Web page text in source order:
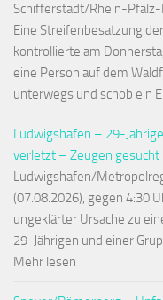
Schifferstadt/Rhein-
Eine Streifenbesatzung
kontrollierte am
eine Person auf dem
unterwegs und schob ein
Ludwigshafen – 29-
verletzt – Zeugen gesucht
Ludwigshafen/
(07.08.2026), gegen 4:30
ungeklärter Ursache zu
29-Jährigen und einer
Mehr lesen